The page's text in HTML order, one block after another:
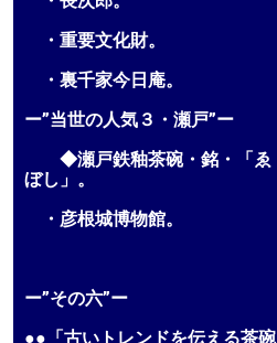
・重要文化財。
・裏千家今日庵。
ー”当世の人気３・瀬戸”ー
◆瀬戸鉄釉茶碗・銘・「ゑ
ぼし」。
・彦根城博物館。
ー”その六”ー
●●「古いトレンドを伝える茶碗